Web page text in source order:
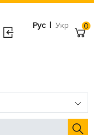
Рус | Укр 0